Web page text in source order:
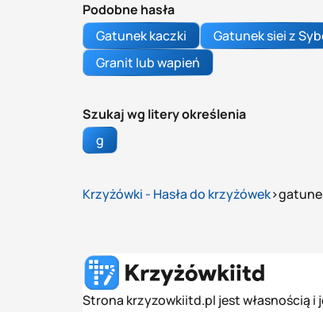
Podobne hasła
Gatunek kaczki
Gatunek siei z
Granit lub wapień
Szukaj wg litery określenia
g
Krzyżówki - Hasła do krzyżówek
Strona krzyzowkiitd.pl jest własnością i